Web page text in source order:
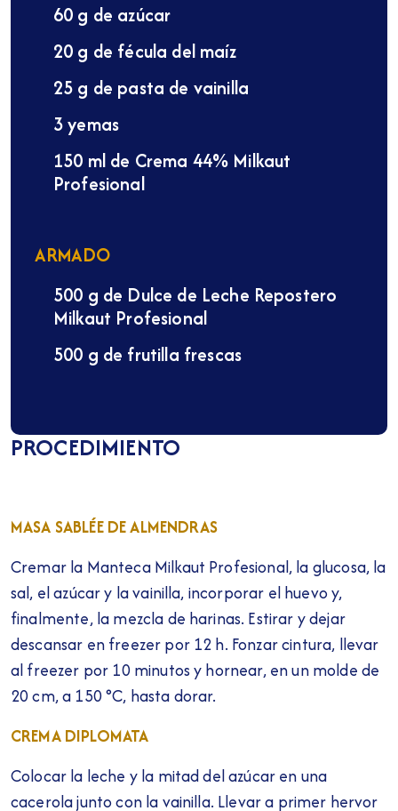
60 g de azúcar
20 g de fécula del maíz
25 g de pasta de vainilla
3 yemas
150 ml de Crema 44% Milkaut
Profesional
ARMADO
500 g de Dulce de Leche Repostero
Milkaut Profesional
500 g de frutilla frescas
PROCEDIMIENTO
MASA SABLÉE DE ALMENDRAS
Cremar la Manteca Milkaut Profesional, la glucosa, la
sal, el azúcar y la vainilla, incorporar el huevo y,
finalmente, la mezcla de harinas. Estirar y dejar
descansar en freezer por 12 h. Fonzar cintura, llevar
al freezer por 10 minutos y hornear, en un molde de
20 cm, a 150 °C, hasta dorar.
CREMA DIPLOMATA
Colocar la leche y la mitad del azúcar en una
cacerola junto con la vainilla. Llevar a primer hervor